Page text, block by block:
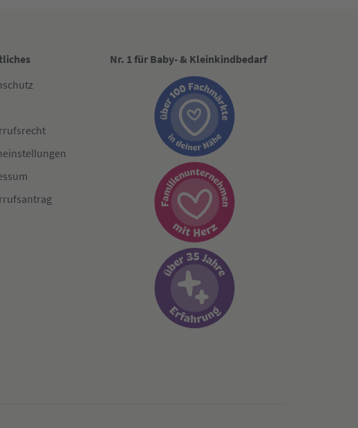
Nr. 1 für Baby- & Kleinkindbedarf